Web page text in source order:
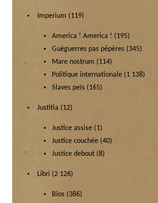
Imperium (119)
America ! America ! (195)
Guéguerres pas pépères (345)
Mare nostrum (114)
Politique internationale (1 138)
Slaves peïs (165)
Justitia (12)
Justice assise (1)
Justice couchée (40)
Justice debout (8)
Libri (2 126)
Bios (386)